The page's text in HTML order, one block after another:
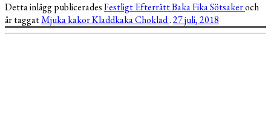
Detta inlägg publiceradesFestligtEfterrättBakaFikaSötsakeroch
är taggatMjuka kakorKladdkakaChoklad.27 juli, 2018